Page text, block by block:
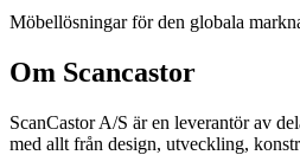
Möbellösningar för den globala
Om Scancastor
ScanCastor A/S är en leverantör av
med allt från design, utveckling,